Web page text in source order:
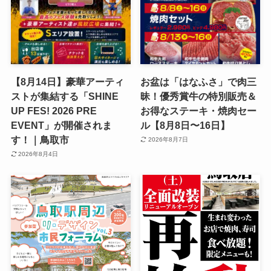
【8月14日】豪華アーティ
ストが集結する「SHINE
UP FES! 2026 PRE
EVENT」が開催されま
す！｜鳥取市
2026年8月4日
お盆は「はなふさ」で肉三
昧！優秀賞牛の特別販売＆
お得なステーキ・焼肉セー
ル【8月8日〜16日】
2026年8月7日